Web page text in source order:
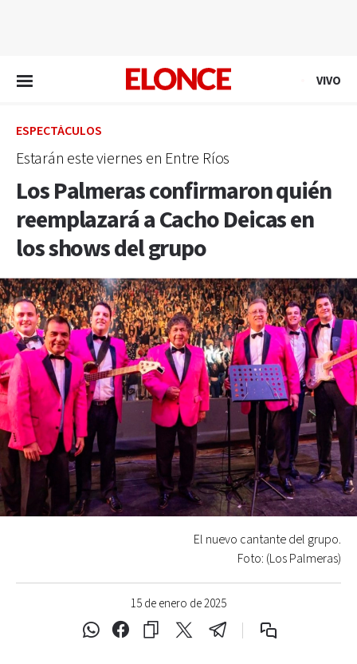
VIVO
ESPECTÁCULOS
Estarán este viernes en Entre Ríos
Los Palmeras confirmaron quién
reemplazará a Cacho Deicas en
los shows del grupo
15 de enero de 2025
El nuevo cantante del grupo.
Foto: (Los Palmeras)